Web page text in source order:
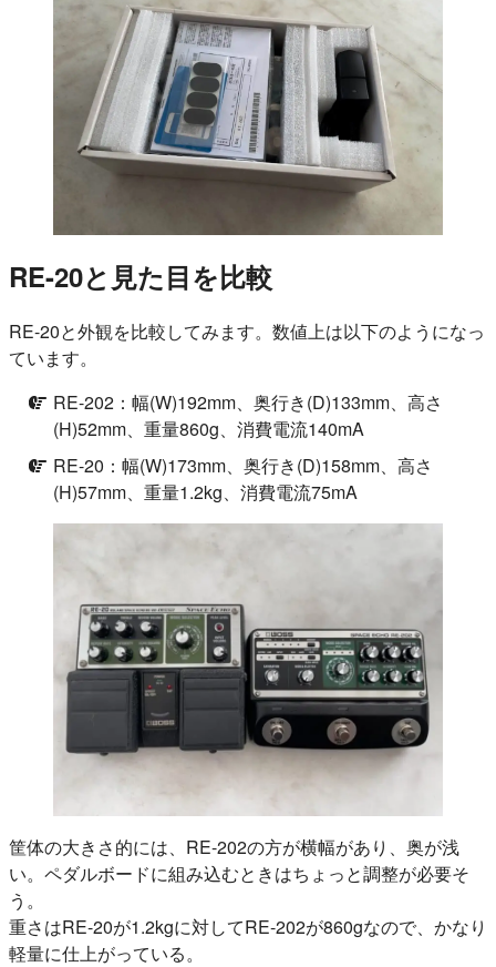
RE-20と見た目を比較
RE-20と外観を比較してみます。数値上は以下のようになっ
ています。
RE-202：幅(W)192mm、奥行き(D)133mm、高さ
(H)52mm、重量860g、消費電流140mA
RE-20：幅(W)173mm、奥行き(D)158mm、高さ
(H)57mm、重量1.2kg、消費電流75mA
筐体の大きさ的には、RE-202の方が横幅があり、奥が浅
い。ペダルボードに組み込むときはちょっと調整が必要そ
う。
重さはRE-20が1.2kgに対してRE-202が860gなので、かなり
軽量に仕上がっている。